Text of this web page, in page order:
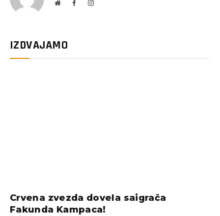
WebsiteFacebookInstagram
IZDVAJAMO
Crvena zvezda dovela saigrača
Fakunda Kampaca!